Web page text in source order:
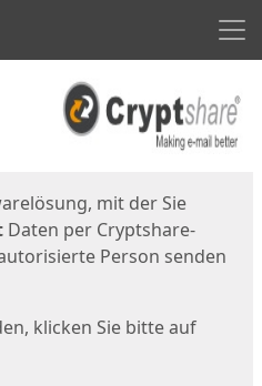
mit der Sie
Daten per Cryptshare-
Person senden
klicken Sie bitte auf